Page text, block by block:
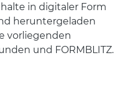
in digitaler Form
heruntergeladen
vorliegenden
und FORMBLITZ.